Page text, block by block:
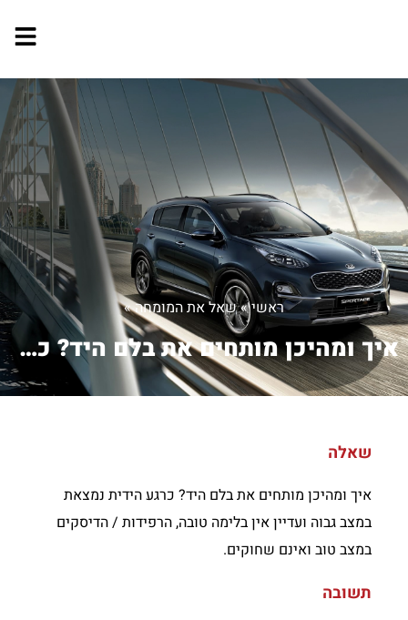
ראשי»שאל את המומחה»
איך ומהיכן מותחים את בלם היד? כרגע הי...
שאלה
איך ומהיכן מותחים את בלם היד? כרגע הידית נמצאת
במצב גבוה ועדיין אין בלימה טובה, הרפידות / הדיסקים
במצב טוב ואינם שחוקים.
תשובה